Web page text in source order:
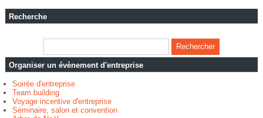
Recherche
Organiser un évènement d'entreprise
Soirée d'entreprise
Team building
Voyage incentive d'entreprise
Séminaire, salon et convention